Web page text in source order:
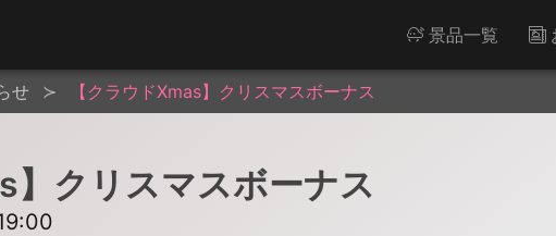
景品一覧
せ 【クラウドXmas】クリスマスボーナス
】クリスマスボーナス